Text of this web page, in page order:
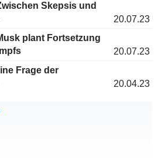
Skepsis und
20.07.23
plant Fortsetzung
20.07.23
Frage der
20.04.23